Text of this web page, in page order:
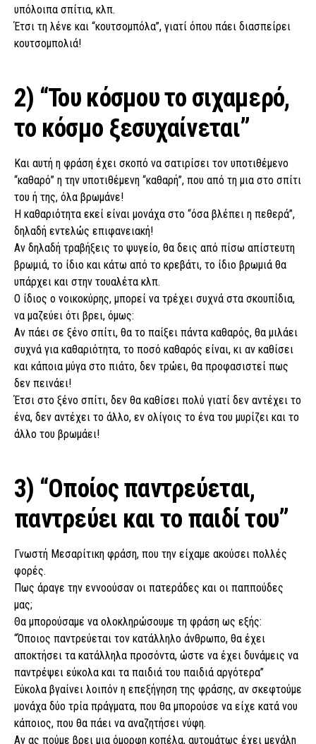
υπόλοιπα σπίτια, κλπ.
Έτσι τη λένε και “κουτσομπόλα”, γιατί όπου πάει διασπείρει
κουτσομπολιά!
2) “Του κόσμου το σιχαμερό,
το κόσμο ξεσυχαίνεται”
Και αυτή η φράση έχει σκοπό να σατιρίσει τον υποτιθέμενο
“καθαρό” η την υποτιθέμενη “καθαρή”, που από τη μια στο σπίτι
του ή της, όλα βρωμάνε!
Η καθαριότητα εκεί είναι μονάχα στο “όσα βλέπει η πεθερά”,
δηλαδή εντελώς επιφανειακή!
Αν δηλαδή τραβήξεις το ψυγείο, θα δεις από πίσω απίστευτη
βρωμιά, το ίδιο και κάτω από το κρεβάτι, το ίδιο βρωμιά θα
υπάρχει και στην τουαλέτα κλπ.
Ο ίδιος ο νοικοκύρης, μπορεί να τρέχει συχνά στα σκουπίδια,
να μαζεύει ότι βρει, όμως:
Αν πάει σε ξένο σπίτι, θα το παίξει πάντα καθαρός, θα μιλάει
συχνά για καθαριότητα, το ποσό καθαρός είναι, κι αν καθίσει
και κάποια μύγα στο πιάτο, δεν τρώει, θα προφασιστεί πως
δεν πεινάει!
Έτσι στο ξένο σπίτι, δεν θα καθίσει πολύ γιατί δεν αντέχει το
ένα, δεν αντέχει το άλλο, εν ολίγοις το ένα του μυρίζει και το
άλλο του βρωμάει!
3) “Οποίος παντρεύεται,
παντρεύει και το παιδί του”
Γνωστή Μεσαρίτικη φράση, που την είχαμε ακούσει πολλές
φορές.
Πως άραγε την εννοούσαν οι πατεράδες και οι παππούδες
μας;
Θα μπορούσαμε να ολοκληρώσουμε τη φράση ως εξής:
“Όποιος παντρεύεται τον κατάλληλο άνθρωπο, θα έχει
αποκτήσει τα κατάλληλα προσόντα, ώστε να έχει δυνάμεις να
παντρέψει εύκολα και τα παιδιά του παιδιά αργότερα”
Εύκολα βγαίνει λοιπόν η επεξήγηση της φράσης, αν σκεφτούμε
μονάχα δύο τρία πράγματα, που θα μπορούσε να είχε κατά νου
κάποιος, που θα πάει να αναζητήσει νύφη.
Αν ας πούμε βρει μια όμορφη κοπέλα, αυτομάτως έχει μεγάλη